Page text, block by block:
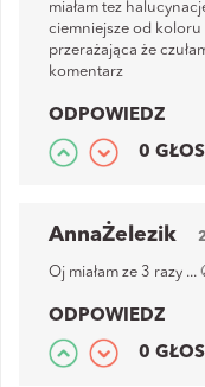
miałam tez
ciemniejsze od koloru
przerażająca że
komentarz
ODPOWIEDZ
0
AnnaŻelezik
Oj miałam ze 3 razy ...
ODPOWIEDZ
0